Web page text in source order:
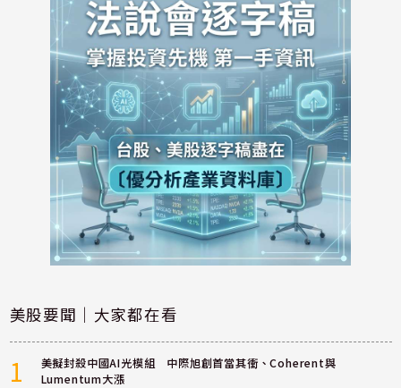
美股要聞｜大家都在看
1
美擬封殺中國AI光模組 中際旭創首當其衝、Coherent與
Lumentum大漲